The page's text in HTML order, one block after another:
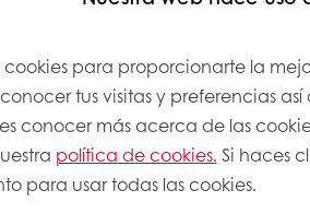
cookies para proporcionarte la
tus visitas y preferencias
conocer más acerca de las
política de cookies. Si haces
para usar todas las cookies.
nosotros
Aviso